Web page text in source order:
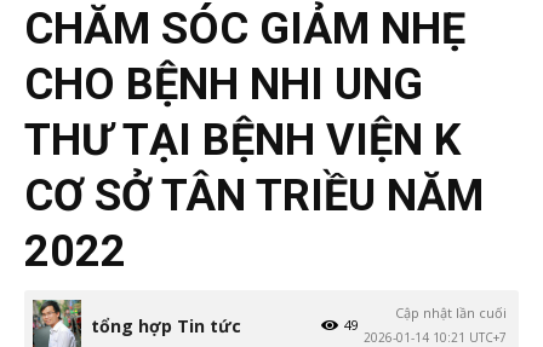
CHĂM SÓC GIẢM NHẸ
CHO BỆNH NHI UNG
THƯ TẠI BỆNH VIỆN K
CƠ SỞ TÂN TRIỀU NĂM
2022
tổng hợp Tin tức
Cập nhật lần cuối
2026-01-14 10:21 UTC+7
49